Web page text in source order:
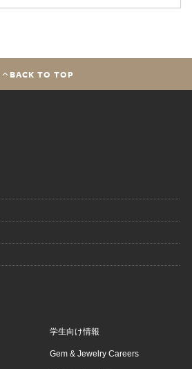
BACK TO TOP
学生向け情報
Gem & Jewelry Careers